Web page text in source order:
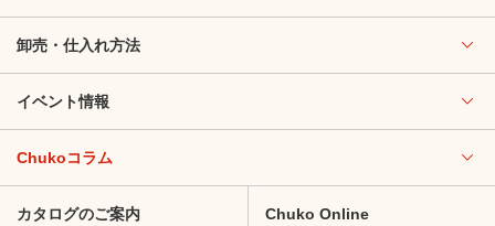
卸売・仕入れ方法
イベント情報
Chukoコラム
カタログのご案内 Chuko Online